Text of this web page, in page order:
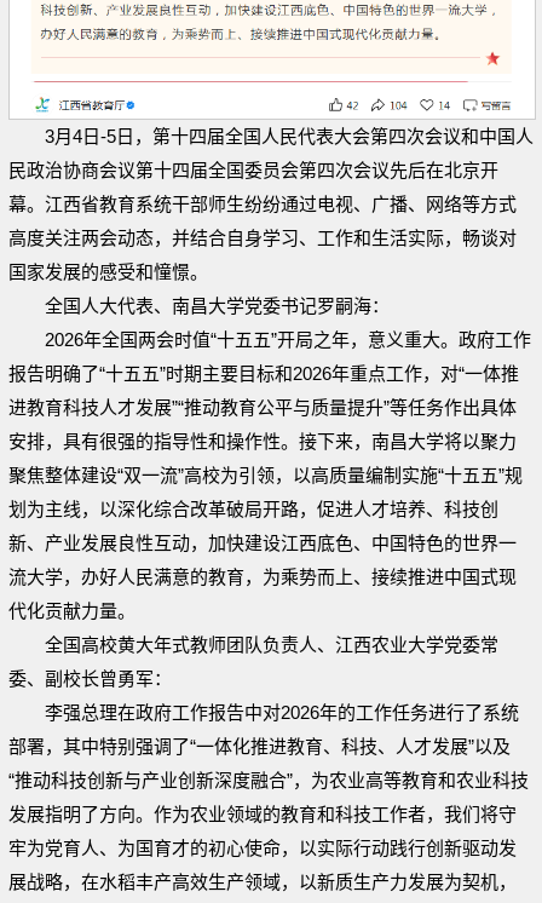
3月4日-5日，第十四届全国人民代表大会第四次会议和中国人
民政治协商会议第十四届全国委员会第四次会议先后在北京开
幕。江西省教育系统干部师生纷纷通过电视、广播、网络等方式
高度关注两会动态，并结合自身学习、工作和生活实际，畅谈对
国家发展的感受和憧憬。
全国人大代表、南昌大学党委书记罗嗣海：
2026年全国两会时值“十五五”开局之年，意义重大。政府工作
报告明确了“十五五”时期主要目标和2026年重点工作，对“一体推
进教育科技人才发展”“推动教育公平与质量提升”等任务作出具体
安排，具有很强的指导性和操作性。接下来，南昌大学将以聚力
聚焦整体建设“双一流”高校为引领，以高质量编制实施“十五五”规
划为主线，以深化综合改革破局开路，促进人才培养、科技创
新、产业发展良性互动，加快建设江西底色、中国特色的世界一
流大学，办好人民满意的教育，为乘势而上、接续推进中国式现
代化贡献力量。
全国高校黄大年式教师团队负责人、江西农业大学党委常
委、副校长曾勇军：
李强总理在政府工作报告中对2026年的工作任务进行了系统
部署，其中特别强调了“一体化推进教育、科技、人才发展”以及
“推动科技创新与产业创新深度融合”，为农业高等教育和农业科技
发展指明了方向。作为农业领域的教育和科技工作者，我们将守
牢为党育人、为国育才的初心使命，以实际行动践行创新驱动发
展战略，在水稻丰产高效生产领域，以新质生产力发展为契机，